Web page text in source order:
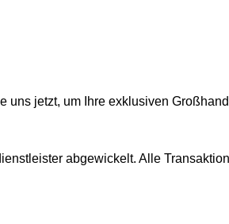
uns jetzt, um Ihre exklusiven
abgewickelt. Alle